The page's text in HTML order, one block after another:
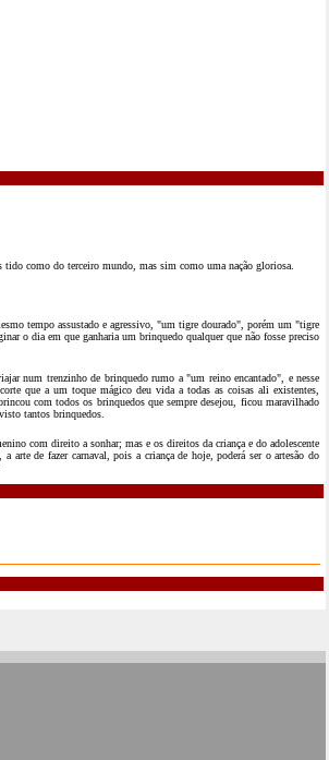
como do terceiro mundo, mas sim como uma nação gloriosa.
tempo assustado e agressivo, "um tigre dourado", porém um "tigre
o dia em que ganharia um brinquedo qualquer que não fosse preciso
num trenzinho de brinquedo rumo a "um reino encantado", e nesse
que a um toque mágico deu vida a todas as coisas ali existentes,
com todos os brinquedos que sempre desejou, ficou maravilhado
tantos brinquedos.
com direito a sonhar; mas e os direitos da criança e do adolescente
arte de fazer carnaval, pois a criança de hoje, poderá ser o artesão do